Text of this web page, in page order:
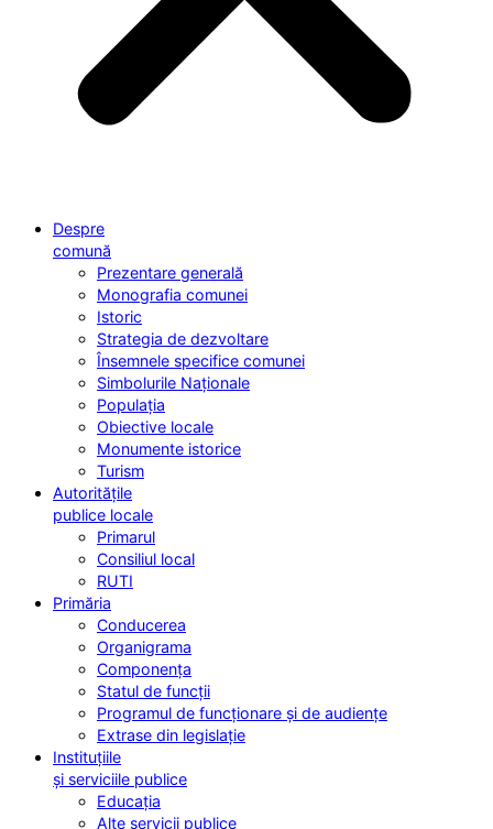
Despre
comună
Prezentare generală
Monografia comunei
Istoric
Strategia de dezvoltare
Însemnele specifice comunei
Simbolurile Naționale
Populația
Obiective locale
Monumente istorice
Turism
Autoritățile
publice locale
Primarul
Consiliul local
RUTI
Primăria
Conducerea
Organigrama
Componența
Statul de funcții
Programul de funcționare și de audiențe
Extrase din legislație
Instituțiile
și serviciile publice
Educația
Alte servicii publice